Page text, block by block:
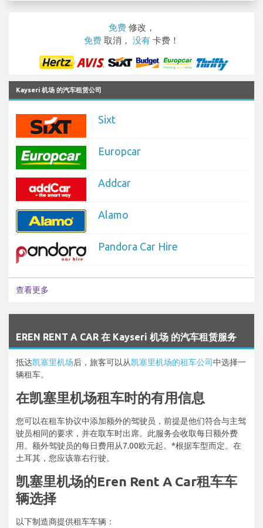
免费 修改，
免费 取消， 没有 卡费！
Kayseri 机场 的汽车租赁公司
Sixt
Europcar
Addcar
Alamo
Pandora Car Hire
查看更多
EREN RENT A CAR 在 Kayseri 机场 的汽车租赁服务
抵达凯塞里机场后，旅客可以从凯塞里机场的租车公司中选择一
辆租车。
在凯塞里机场租车时的有用信息
您可以在租车协议中添加额外的驾驶员，前提是他们符合与主驾
驶员相同的要求，并在取车时出席。此服务会收取每日额外费
用。额外驾驶员的每日费用从7.00欧元起。*根据车型而定。在
土耳其，您应该靠右行驶。
凯塞里机场的Eren Rent A Car租车车
辆选择
以下制造商提供租车车辆：